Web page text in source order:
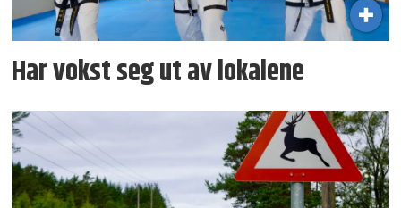
Har vokst seg ut av lokalene